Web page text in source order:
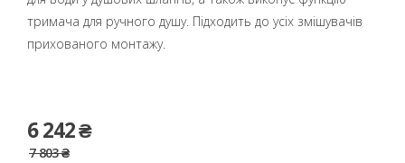
тримача для ручного душу. Підходить до усіх змішувачів
прихованого монтажу.
6 242 ₴
7 803 ₴